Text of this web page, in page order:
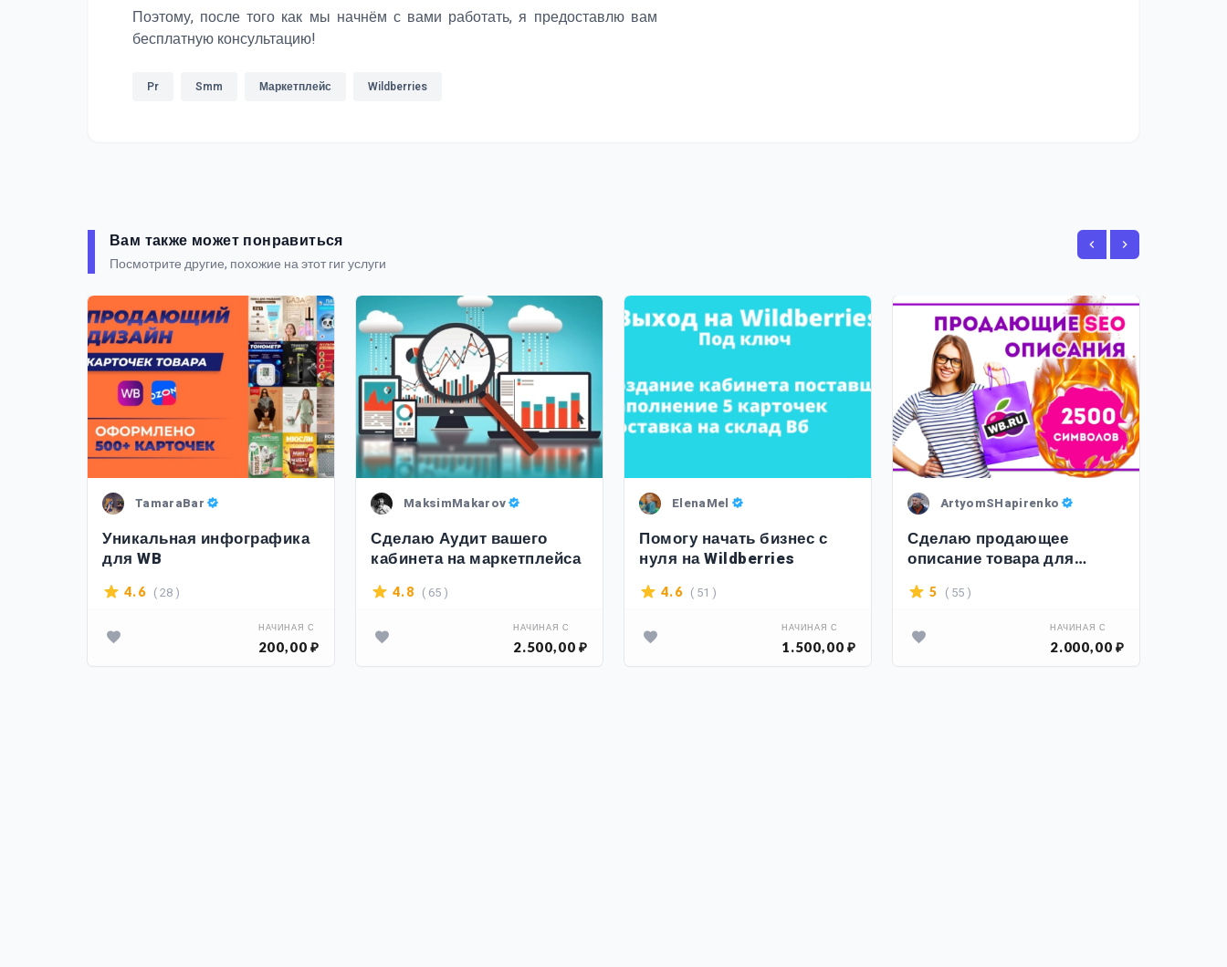
Поэтому, после того как мы начнём с вами работать, я предоставлю вам
бесплатную консультацию!
Pr Smm Маркетплейс Wildberries
Вам также может понравиться
Посмотрите другие, похожие на этот гиг услуги
TamaraBar
Уникальная инфографика
для WB
4.6 ( 28 )
НАЧИНАЯ С
200,00 ₽
MaksimMakarov
Сделаю Аудит вашего
кабинета на маркетплейса
4.8 ( 65 )
НАЧИНАЯ С
2.500,00 ₽
ElenaMel
Помогу начать бизнес с
нуля на Wildberries
4.6 ( 51 )
НАЧИНАЯ С
1.500,00 ₽
ArtyomSHapirenko
Сделаю продающее
описание товара для
Wildberries
5 ( 55 )
НАЧИНАЯ С
2.000,00 ₽